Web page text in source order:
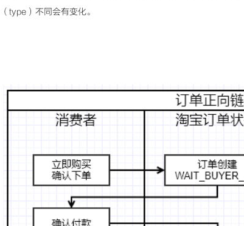
（type）不同会有变化。